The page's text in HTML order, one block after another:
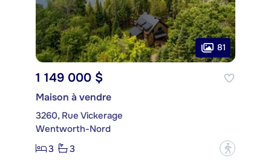
81
1 149 000 $
Maison à vendre
3260, Rue Vickerage
Wentworth-Nord
3
3 ?